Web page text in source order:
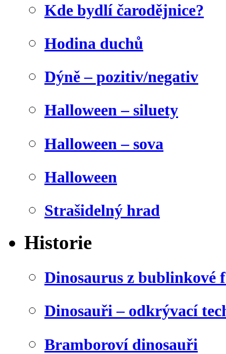
Kde bydlí čarodějnice?
Hodina duchů
Dýně – pozitiv/negativ
Halloween – siluety
Halloween – sova
Halloween
Strašidelný hrad
Historie
Dinosaurus z bublinkové
Dinosauři – odkrývací
Bramboroví dinosauři